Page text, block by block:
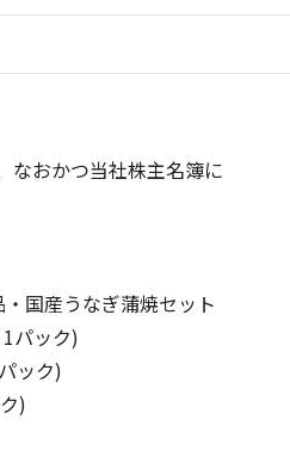
なおかつ当社株主名簿に
国産うなぎ蒲焼セット
パック)
ック)
)